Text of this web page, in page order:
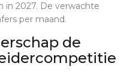
in 2027. De verwachte
per maand.
de